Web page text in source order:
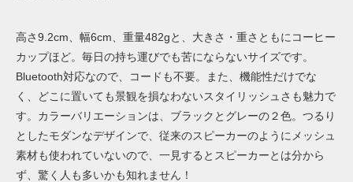
高さ9.2cm、幅6cm、重量482gと、大きさ・重さともにコーヒー
カップほど。毎日の持ち運びでも苦にならないサイズです。
Bluetooth対応なので、コードも不要。また、機能性だけでな
く、どこに置いても景観を損なわないスタイリッシュさも魅力で
す。カラーバリエーションは、ブラックとグレーの２色。つるり
としたモダンなデザインで、従来のスピーカーのようにメッシュ
素材も使われていないので、一見するとスピーカーとは分から
ず、驚く人も多いかも知れません！